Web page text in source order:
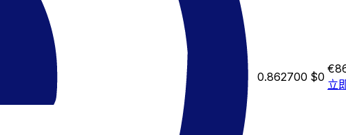
0.862700 $0
立